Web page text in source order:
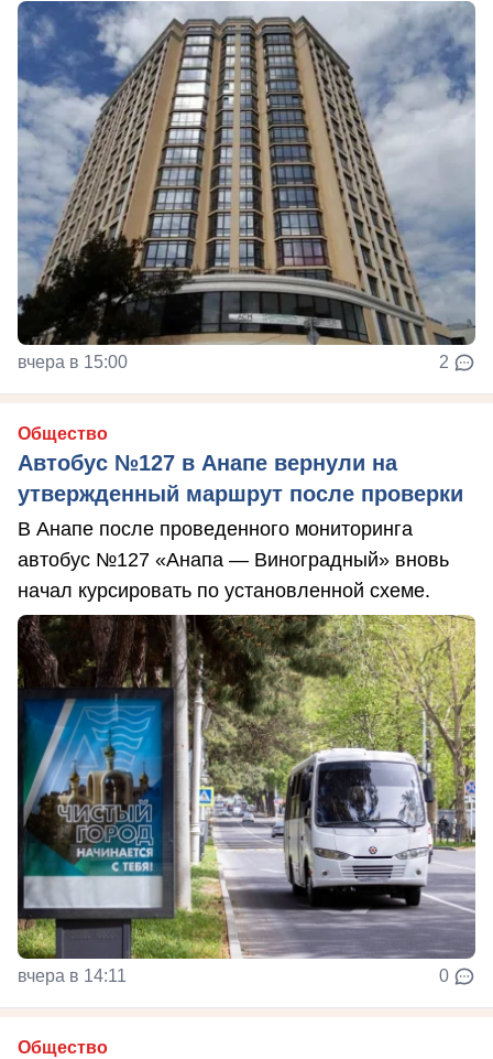
вчера в 15:00 2
Общество
Автобус №127 в Анапе вернули на
утвержденный маршрут после проверки
В Анапе после проведенного мониторинга
автобус №127 «Анапа — Виноградный» вновь
начал курсировать по установленной схеме.
вчера в 14:11 0
Общество